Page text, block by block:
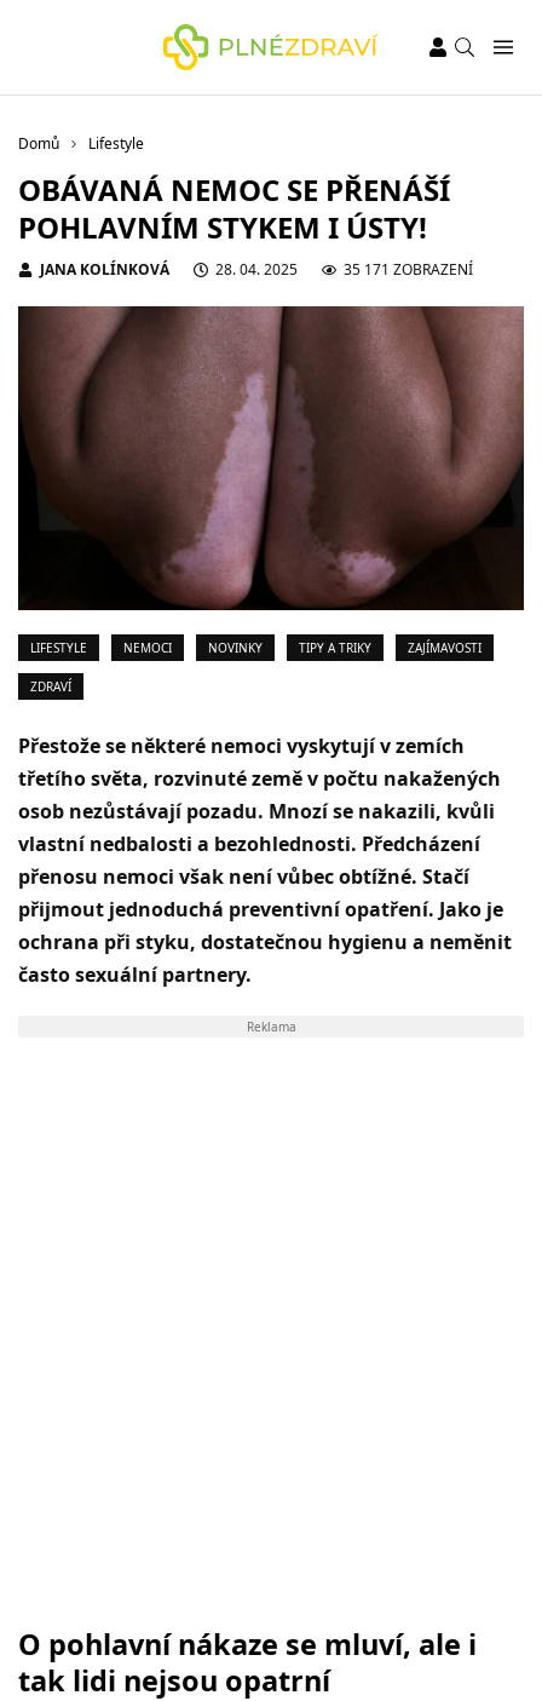
Domů Lifestyle
OBÁVANÁ NEMOC SE PŘENÁŠÍ
POHLAVNÍM STYKEM I ÚSTY!
JANA KOLÍNKOVÁ 28. 04. 2025 35 171 ZOBRAZENÍ
LIFESTYLE NEMOCI NOVINKY TIPY A TRIKY ZAJÍMAVOSTI
ZDRAVÍ
Přestože se některé nemoci vyskytují v zemích
třetího světa, rozvinuté země v počtu nakažených
osob nezůstávají pozadu. Mnozí se nakazili, kvůli
vlastní nedbalosti a bezohlednosti. Předcházení
přenosu nemoci však není vůbec obtížné. Stačí
přijmout jednoduchá preventivní opatření. Jako je
ochrana při styku, dostatečnou hygienu a neměnit
často sexuální partnery.
Reklama
O pohlavní nákaze se mluví, ale i
tak lidi nejsou opatrní